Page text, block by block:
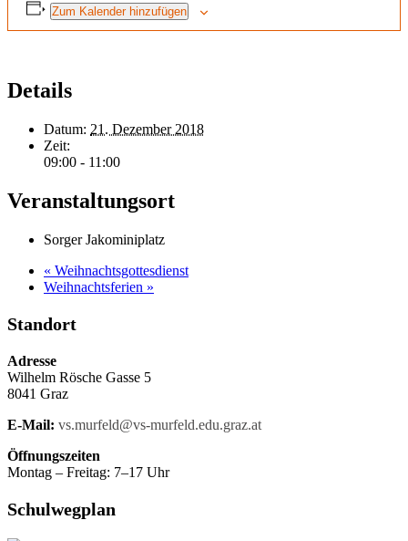
Zum Kalender hinzufügen
Details
Datum: 21. Dezember 2018
Zeit:
09:00 - 11:00
Veranstaltungsort
Sorger Jakominiplatz
« Weihnachtsgottesdienst
Weihnachtsferien »
Standort
Adresse
Wilhelm Rösche Gasse 5
8041 Graz
E-Mail: vs.murfeld@vs-murfeld.edu.graz.at
Öffnungszeiten
Montag – Freitag: 7–17 Uhr
Schulwegplan